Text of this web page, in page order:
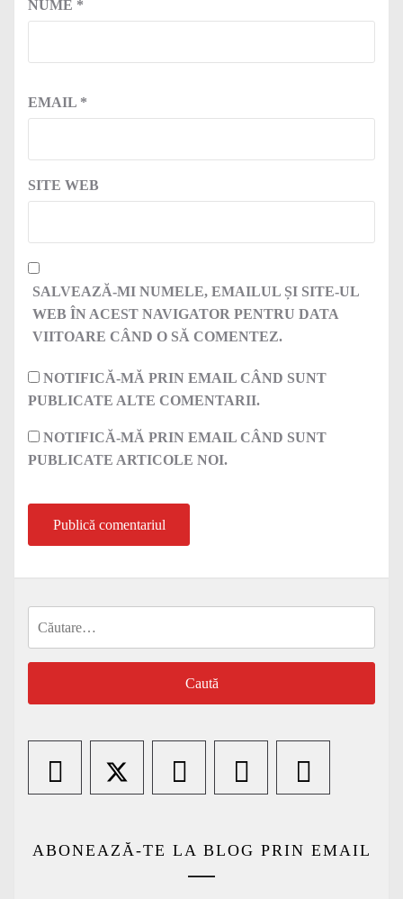
NUME *
EMAIL *
SITE WEB
SALVEAZĂ-MI NUMELE, EMAILUL ȘI SITE-UL
WEB ÎN ACEST NAVIGATOR PENTRU DATA
VIITOARE CÂND O SĂ COMENTEZ.
NOTIFICĂ-MĂ PRIN EMAIL CÂND SUNT
PUBLICATE ALTE COMENTARII.
NOTIFICĂ-MĂ PRIN EMAIL CÂND SUNT
PUBLICATE ARTICOLE NOI.
ABONEAZĂ-TE LA BLOG PRIN EMAIL